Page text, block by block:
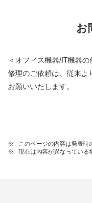
お
＜オフィス機器/IT機器の
修理のご依頼は、従来よ
お願いいたします。
※
このページの内容は発表時
※
現在は内容が異なっている